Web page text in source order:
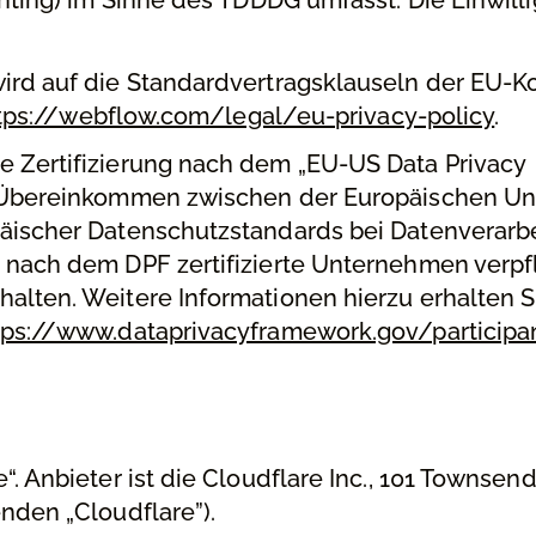
auf die Standardvertragsklauseln der EU-
webflow.com/legal/eu-privacy-policy.
nach dem „EU-US Data Privacy
zwischen der Europäischen
Datenschutzstandards bei
dem DPF zertifizierte Unternehmen
Weitere Informationen hierzu erhalten
www.dataprivacyframework.gov/
Anbieter ist die Cloudflare Inc., 101 Townsend
„Cloudflare”).